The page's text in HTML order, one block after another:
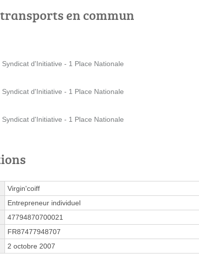
en commun
d'Initiative - 1 Place Nationale
d'Initiative - 1 Place Nationale
d'Initiative - 1 Place Nationale
Virgin'coiff
Entrepreneur individuel
47794870700021
FR87477948707
2 octobre 2007